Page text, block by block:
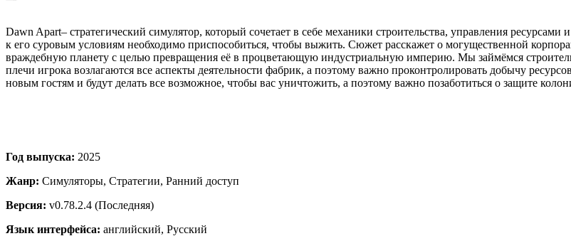
Dawn Apart– стратегический симулятор, который сочетает в себе механики строительства, управления
к его суровым условиям необходимо приспособиться, чтобы выжить. Сюжет расскажет о могущественной
враждебную планету с целью превращения её в процветающую индустриальную империю. Мы займёмся
плечи игрока возлагаются все аспекты деятельности фабрик, а поэтому важно проконтролировать добычу
новым гостям и будут делать все возможное, чтобы вас уничтожить, а поэтому важно позаботиться о защите
Год выпуска: 2025
Жанр: Симуляторы, Стратегии, Ранний доступ
Версия: v0.78.2.4 (Последняя)
Язык интерфейса: английский, Русский